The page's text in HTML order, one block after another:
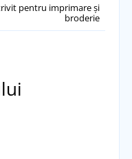
pentru imprimare și
broderie